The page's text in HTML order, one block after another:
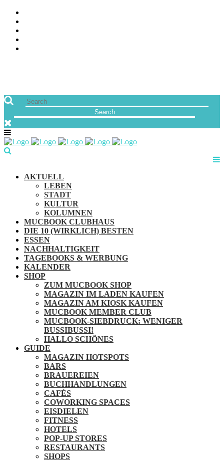
AKTUELL
LEBEN
STADT
KULTUR
KOLUMNEN
MUCBOOK CLUBHAUS
DIE 10 (WIRKLICH) BESTEN
ESSEN
NACHHALTIGKEIT
TAGEBOOKS & WERBUNG
KALENDER
SHOP
ZUM MUCBOOK SHOP
MAGAZIN IM LADEN KAUFEN
MAGAZIN AM KIOSK KAUFEN
MUCBOOK MEMBER CLUB
MUCBOOK-SIEBDRUCK: WENIGER
BUSSIBUSSI!
HALLO SCHÖNES
GUIDE
MAGAZIN HOTSPOTS
BARS
BRAUEREIEN
BUCHHANDLUNGEN
CAFÉS
COWORKING SPACES
EISDIELEN
FITNESS
HOTELS
POP-UP STORES
RESTAURANTS
SHOPS